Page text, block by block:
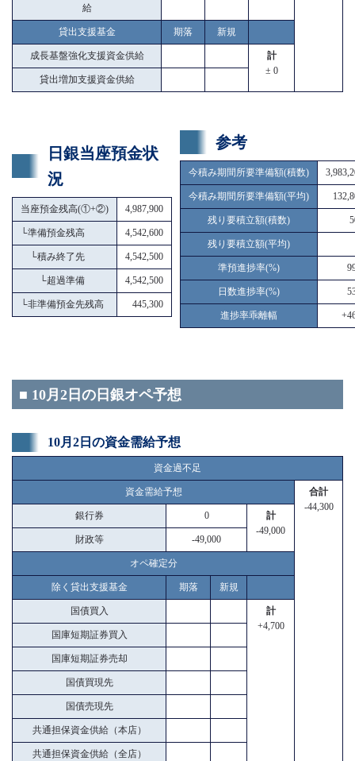
給
貸出支援基金 期落 新規
成長基盤強化支援資金供給
計
± 0
貸出増加支援資金供給
日銀当座預金状
況
当座預金残高(①+②) 4,987,900
└準備預金残高 4,542,600
└積み終了先 4,542,500
└超過準備 4,542,500
└非準備預金先残高 445,300
参考
今積み期間所要準備額(積数)
今積み期間所要準備額(平均)
残り要積立額(積数)
残り要積立額(平均)
準預進捗率(%)
日数進捗率(%)
進捗率乖離幅
■ 10月2日の日銀オペ予想
10月2日の資金需給予想
資金過不足
資金需給予想
合計
-44,300
銀行券 0
計
-49,000
財政等 -49,000
オペ確定分
除く貸出支援基金 期落 新規
国債買入
計
+4,700
国庫短期証券買入
国庫短期証券売却
国債買現先
国債売現先
共通担保資金供給（本店）
共通担保資金供給（全店）